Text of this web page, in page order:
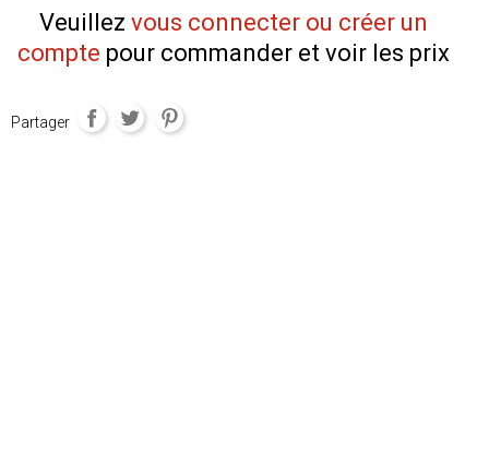
Veuillez vous connecter ou créer un
compte pour commander et voir les prix
Partager